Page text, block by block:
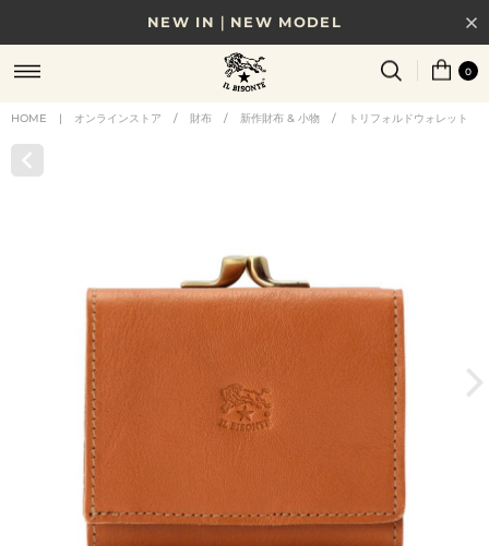
NEW IN｜NEW MODEL
8/17(月)10時まで｜税込11,000円以上で送料無料
贈る相手やシーンから選べる、新しいギフトガイド
0
HOME | オンラインストア / 財布 / 新作財布 & 小物 / トリフォルドウォレット